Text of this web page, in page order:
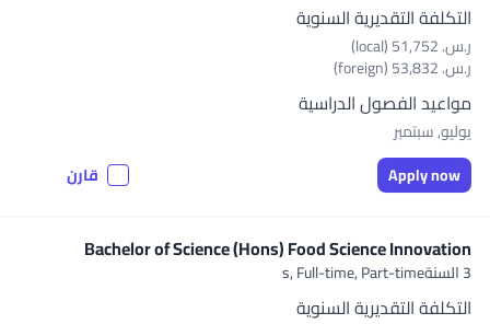
التكلفة التقديرية السنوية
ر.س.‏ 51,752 (local)
ر.س.‏ 53,832 (foreign)
مواعيد الفصول الدراسية
يوليو, سبتمبر
Apply now
قارن
Bachelor of Science (Hons) Food Science Innovation
3 السنةs, Full-time, Part-time
التكلفة التقديرية السنوية